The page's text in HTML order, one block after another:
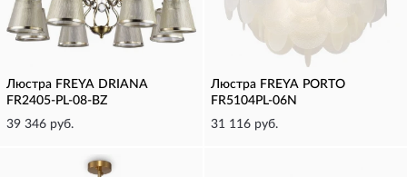
Люстра FREYA DRIANA
FR2405-PL-08-BZ
39 346 руб.
Люстра FREYA PORTO
FR5104PL-06N
31 116 руб.